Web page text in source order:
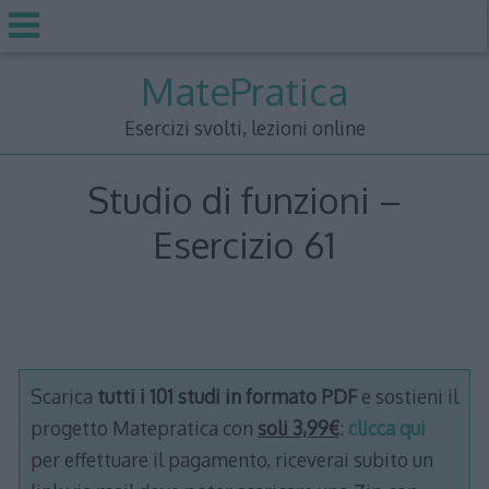
MatePratica
Esercizi svolti, lezioni online
Studio di funzioni –
Esercizio 61
Scarica tutti i 101 studi in formato PDFe sostieni il
progetto Matepratica con soli 3,99€: clicca qui
per effettuare il pagamento, riceverai subito un